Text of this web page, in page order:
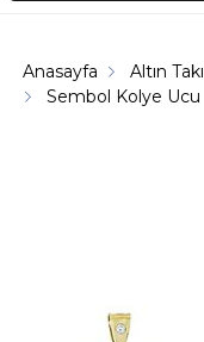
Anasayfa Altın Takı
Sembol Kolye Ucu